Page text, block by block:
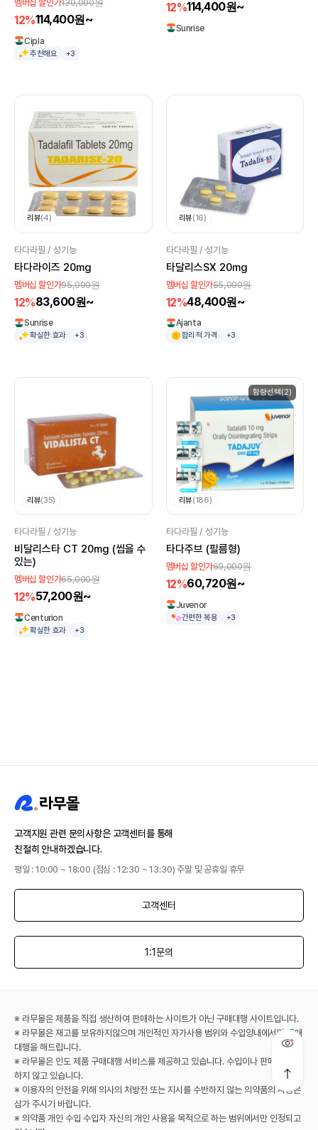
멤버십 할인가130,000원
12%114,400원~
Cipla
추천해요 +3
12%114,400원~
Sunrise
리뷰(4)
타다라필 / 성기능
타다라이즈 20mg
멤버십 할인가95,000원
12%83,600원~
Sunrise
확실한 효과 +3
리뷰(16)
타다라필 / 성기능
타달리스SX 20mg
멤버십 할인가55,000원
12%48,400원~
Ajanta
합리적 가격 +3
리뷰(35)
타다라필 / 성기능
비달리스타 CT 20mg (씹을 수
있는)
멤버십 할인가65,000원
12%57,200원~
Centurion
확실한 효과 +3
함량선택(2)
리뷰(186)
타다라필 / 성기능
타다주브 (필름형)
멤버십 할인가69,000원
12%60,720원~
Juvenor
간편한 복용 +3
고객지원 관련 문의사항은 고객센터를 통해
친절히 안내하겠습니다.
평일 : 10:00 ~ 18:00 (점심 : 12:30 ~ 13:30) 주말 및 공휴일 휴무
고객센터
1:1문의
※ 라무몰은 제품을 직접 생산하여 판매하는 사이트가 아닌 구매대행 사이트입니다.
※ 라무몰은 재고를 보유하지않으며 개인적인 자가사용 범위와 수입양내에서만 구매
대행을 해드립니다.
※ 라무몰은 인도 제품 구매대행 서비스를 제공하고 있습니다. 수입이나 판매는 진행
하지 않고 있습니다.
※ 이용자의 안전을 위해 의사의 처방전 또는 지시를 수반하지 않는 의약품의 사용은
삼가 주시기 바랍니다.
※ 의약품 개인 수입 수입자 자신의 개인 사용을 목적으로 하는 범위에서만 인정되고